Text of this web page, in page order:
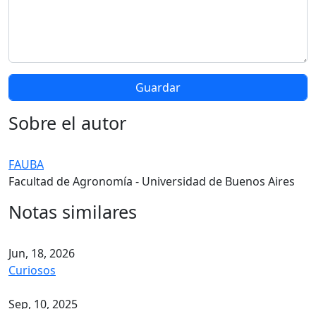
Sobre el autor
FAUBA
Facultad de Agronomía - Universidad de Buenos Aires
Notas similares
Jun, 18, 2026
Curiosos
Sep, 10, 2025